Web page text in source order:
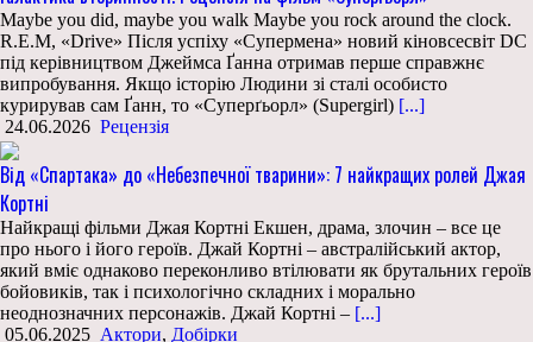
Maybe you did, maybe you walk Maybe you rock around the clock.
R.E.M, «Drive» Після успіху «Супермена» новий кіновсесвіт DC
під керівництвом Джеймса Ґанна отримав перше справжнє
випробування. Якщо історію Людини зі сталі особисто
курирував сам Ґанн, то «Суперґьорл» (Supergirl) [...]
24.06.2026 Рецензія
Від «Спартака» до «Небезпечної тварини»: 7 найкращих ролей Джая
Кортні
Найкращі фільми Джая Кортні Екшен, драма, злочин – все це
про нього і його героїв. Джай Кортні – австралійський актор,
який вміє однаково переконливо втілювати як брутальних героїв
бойовиків, так і психологічно складних і морально
неоднозначних персонажів. Джай Кортні – [...]
05.06.2025 Актори, Добірки